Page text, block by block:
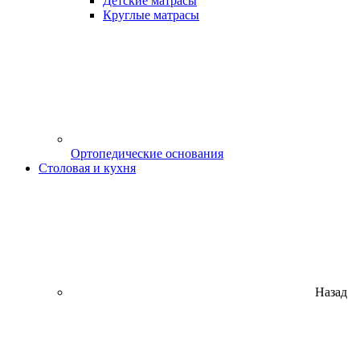
Круглые матрасы
Ортопедические основания
Столовая и кухня
Назад